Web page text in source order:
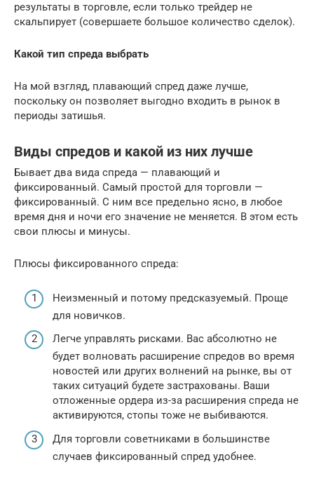
результаты в торговле, если только трейдер не
скальпирует (совершаете большое количество сделок).
Какой тип спреда выбрать
На мой взгляд, плавающий спред даже лучше,
поскольку он позволяет выгодно входить в рынок в
периоды затишья.
Виды спредов и какой из них лучше
Бывает два вида спреда — плавающий и
фиксированный. Самый простой для торговли —
фиксированный. С ним все предельно ясно, в любое
время дня и ночи его значение не меняется. В этом есть
свои плюсы и минусы.
Плюсы фиксированного спреда:
Неизменный и потому предсказуемый. Проще
для новичков.
Легче управлять рисками. Вас абсолютно не
будет волновать расширение спредов во время
новостей или других волнений на рынке, вы от
таких ситуаций будете застрахованы. Ваши
отложенные ордера из-за расширения спреда не
активируются, стопы тоже не выбиваются.
Для торговли советниками в большинстве
случаев фиксированный спред удобнее.